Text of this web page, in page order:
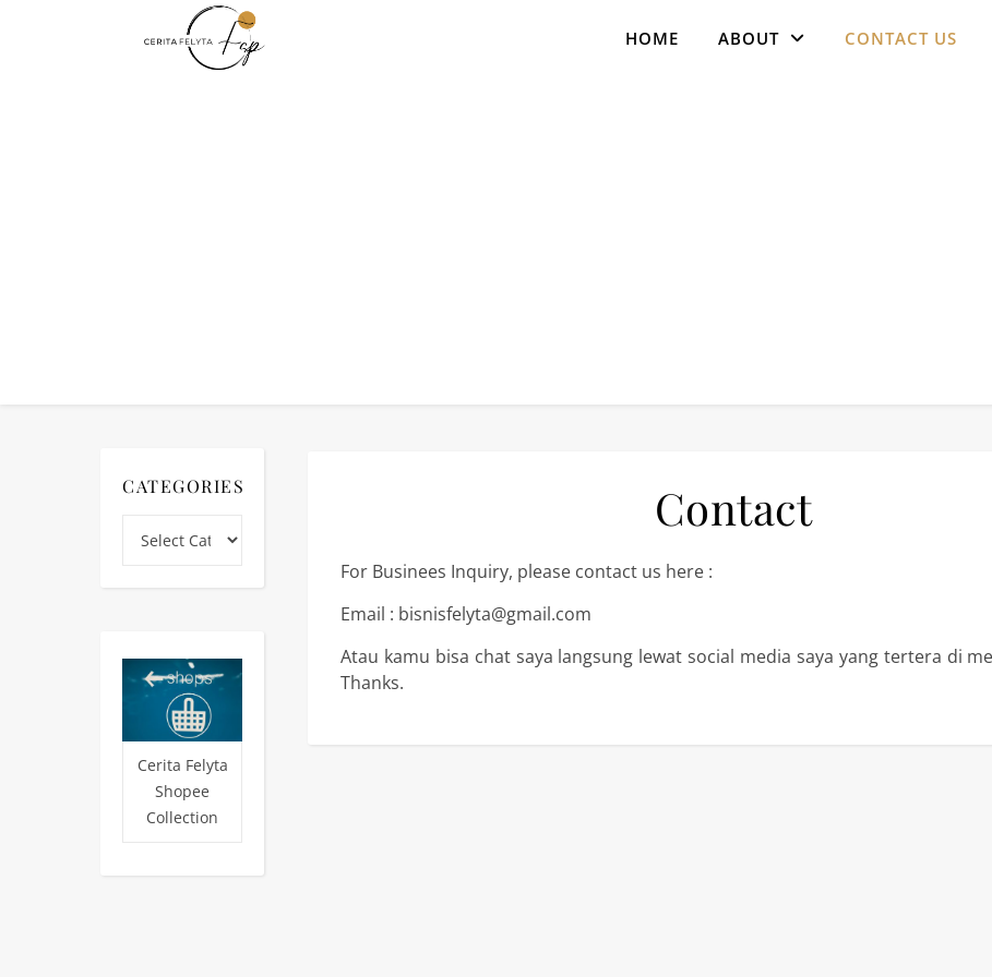
HOME ABOUT CONTACT US
CATEGORIES
Cerita Felyta
Shopee
Collection
Contact
For Businees Inquiry, please contact us here :
Email : bisnisfelyta@gmail.com
Atau kamu bisa chat saya langsung lewat social media saya yang tertera di
Thanks.